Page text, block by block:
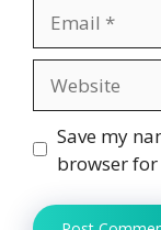
Save my
browser